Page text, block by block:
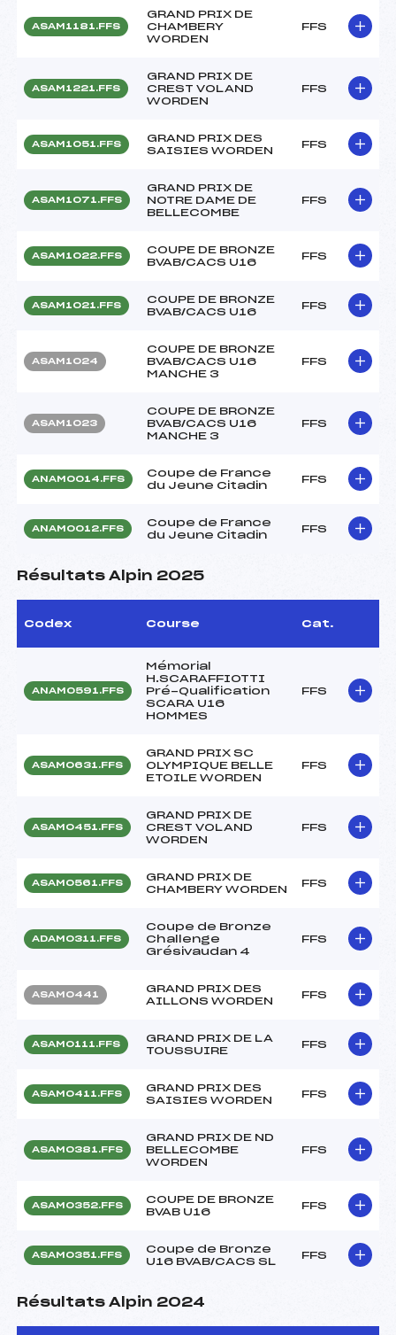
ASAM1181.FFS
GRAND PRIX DE
CHAMBERY
WORDEN
FFS
ASAM1221.FFS
GRAND PRIX DE
CREST VOLAND
WORDEN
FFS
ASAM1051.FFS
GRAND PRIX DES
SAISIES WORDEN
FFS
ASAM1071.FFS
GRAND PRIX DE
NOTRE DAME DE
BELLECOMBE
FFS
ASAM1022.FFS
COUPE DE BRONZE
BVAB/CACS U16
FFS
ASAM1021.FFS
COUPE DE BRONZE
BVAB/CACS U16
FFS
ASAM1024
COUPE DE BRONZE
BVAB/CACS U16
MANCHE 3
FFS
ASAM1023
COUPE DE BRONZE
BVAB/CACS U16
MANCHE 3
FFS
ANAM0014.FFS
Coupe de France
du Jeune Citadin
FFS
ANAM0012.FFS
Coupe de France
du Jeune Citadin
FFS
Résultats Alpin 2025
Codex Course Cat.
ANAM0591.FFS
Mémorial
H.SCARAFFIOTTI
Pré-Qualification
SCARA U16
HOMMES
FFS
ASAM0631.FFS
GRAND PRIX SC
OLYMPIQUE BELLE
ETOILE WORDEN
FFS
ASAM0451.FFS
GRAND PRIX DE
CREST VOLAND
WORDEN
FFS
ASAM0561.FFS
GRAND PRIX DE
CHAMBERY WORDEN
FFS
ADAM0311.FFS
Coupe de Bronze
Challenge
Grésivaudan 4
FFS
ASAM0441
GRAND PRIX DES
AILLONS WORDEN
FFS
ASAM0111.FFS
GRAND PRIX DE LA
TOUSSUIRE
FFS
ASAM0411.FFS
GRAND PRIX DES
SAISIES WORDEN
FFS
ASAM0381.FFS
GRAND PRIX DE ND
BELLECOMBE
WORDEN
FFS
ASAM0352.FFS
COUPE DE BRONZE
BVAB U16
FFS
ASAM0351.FFS
Coupe de Bronze
U16 BVAB/CACS SL
FFS
Résultats Alpin 2024